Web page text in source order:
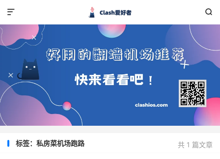


共 1 篇文章
标签：私房菜机场跑路